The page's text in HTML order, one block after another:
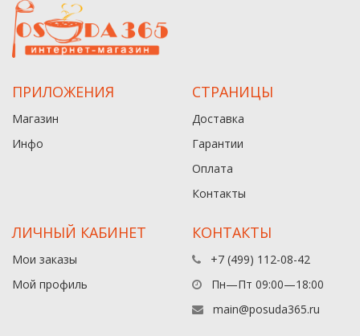
ПРИЛОЖЕНИЯ
Магазин
Инфо
СТРАНИЦЫ
Доставка
Гарантии
Оплата
Контакты
ЛИЧНЫЙ КАБИНЕТ
Мои заказы
Мой профиль
КОНТАКТЫ
+7 (499) 112-08-42
Пн—Пт 09:00—18:00
main@posuda365.ru